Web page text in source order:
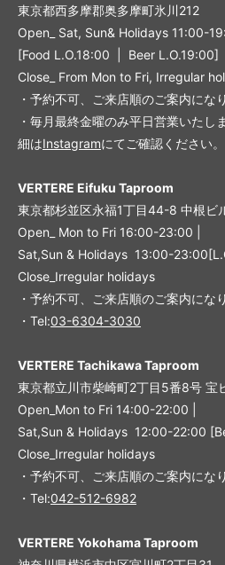
東京都西多摩郡奥多摩町氷川212
Open_ Sat, Sun& Holidays 11:00-
[Food L.O.18:00 | Beer L.O.19:00]
Close_ From Mon to Fri, Irregular
・予約不可、ご来店順のご案内にな
・毎月最終金曜のみ平日営業いたし
細はInstagramにてご確認ください。
VERTERE Eifuku Taproom
東京都杉並区永福1丁目44-8 中根ビ
Open_ Mon to Fri 16:00-23:00 |
Sat,Sun & Holidays 13:00-23:00[L
Close_Irregular holidays
・予約不可、ご来店順のご案内にな
・Tel:03-6304-3030
VERTERE Tachikawa Taproom
東京都立川市柴崎町2丁目5番8号 宝
Open_Mon to Fri 14:00-22:00 |
Sat,Sun & Holidays 12:00-22:00 [
Close_Irregular holidays
・予約不可、ご来店順のご案内にな
・Tel:042-512-6982
VERTERE Yokohama Taproom